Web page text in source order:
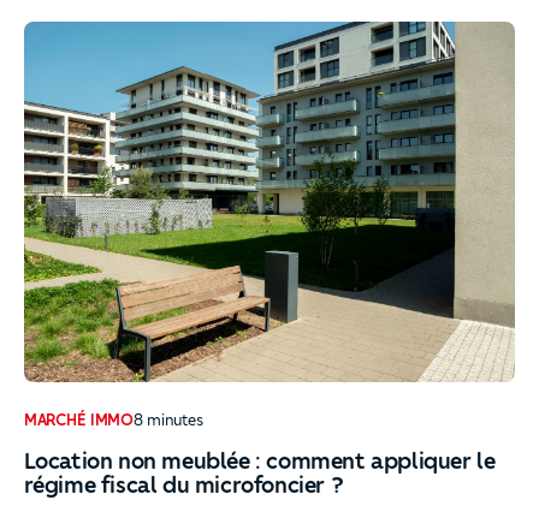
MARCHÉ IMMO8 minutes
Location non meublée : comment appliquer le
régime fiscal du microfoncier ?